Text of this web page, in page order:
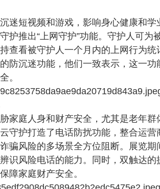
迷短视频和游戏，影响身心健康和学
护推出“上网守护”功能。守护人可为
查看被守护人一个月内的上网行为统
防沉迷功能，他们一致表示，这一
。
家庭人身和财产安全，尤其是老年
守护打造了电话防扰功能，整合运
骗风险的多场景全方位阻断。展览
识风险电话的能力。同时，双触达
障家庭财产安全。